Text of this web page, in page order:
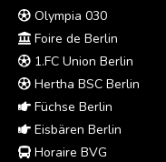
Olympia 030
Foire de Berlin
1.FC Union Berlin
Hertha BSC Berlin
Füchse Berlin
Eisbären Berlin
Horaire BVG